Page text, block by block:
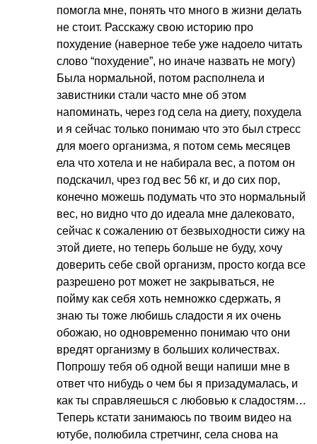
помогла мне, понять что много в жизни делать
не стоит. Расскажу свою историю про
похудение (наверное тебе уже надоело читать
слово “похудение”, но иначе назвать не могу)
Была нормальной, потом располнела и
завистники стали часто мне об этом
напоминать, через год села на диету, похудела
и я сейчас только понимаю что это был стресс
для моего организма, я потом семь месяцев
ела что хотела и не набирала вес, а потом он
подскачил, чрез год вес 56 кг, и до сих пор,
конечно можешь подумать что это нормальный
вес, но видно что до идеала мне далековато,
сейчас к сожалению от безвыходности сижу на
этой диете, но теперь больше не буду, хочу
доверить себе свой организм, просто когда все
разрешено рот может не закрываться, не
пойму как себя хоть немножко сдержать, я
знаю ты тоже любишь сладости я их очень
обожаю, но одновременно понимаю что они
вредят организму в больших количествах.
Попрошу тебя об одной вещи напиши мне в
ответ что нибудь о чем бы я призадумалась, и
как ты справляешься с любовью к сладостям…
Теперь кстати занимаюсь по твоим видео на
ютубе, полюбила стретчинг, села снова на